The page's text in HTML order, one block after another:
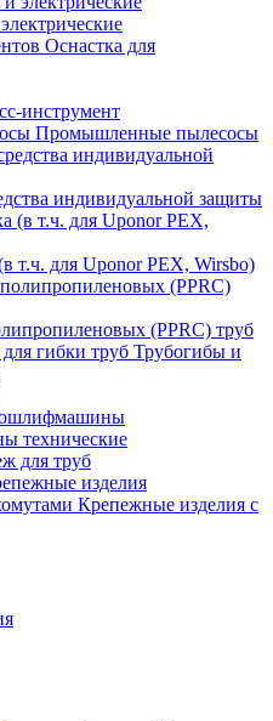
Оснастка для
инструмент
Промышленные пылесосы
индивидуальной защиты
т.ч. для Uponor PEX, Wirsbo)
(PPRC) труб
Трубогибы и
технические
для труб
изделия
Крепежные изделия с